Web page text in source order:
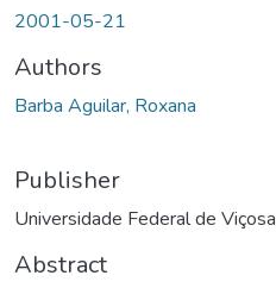
2001-05-21
Authors
Barba Aguilar, Roxana
Publisher
Universidade Federal de Viçosa
Abstract